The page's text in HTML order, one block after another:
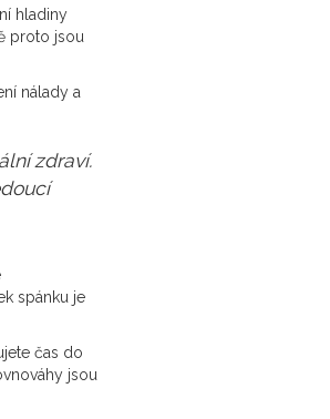
hladiny
proto jsou
nálady a
zdraví.
spánku je
čas do
jsou